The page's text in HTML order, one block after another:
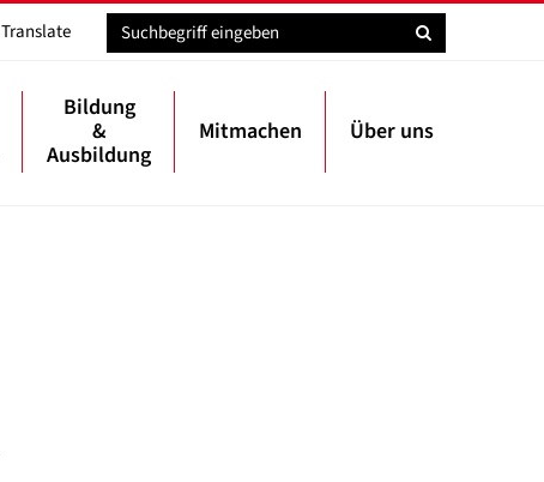
Translate
Bildung
&
Ausbildung
Mitmachen Über uns